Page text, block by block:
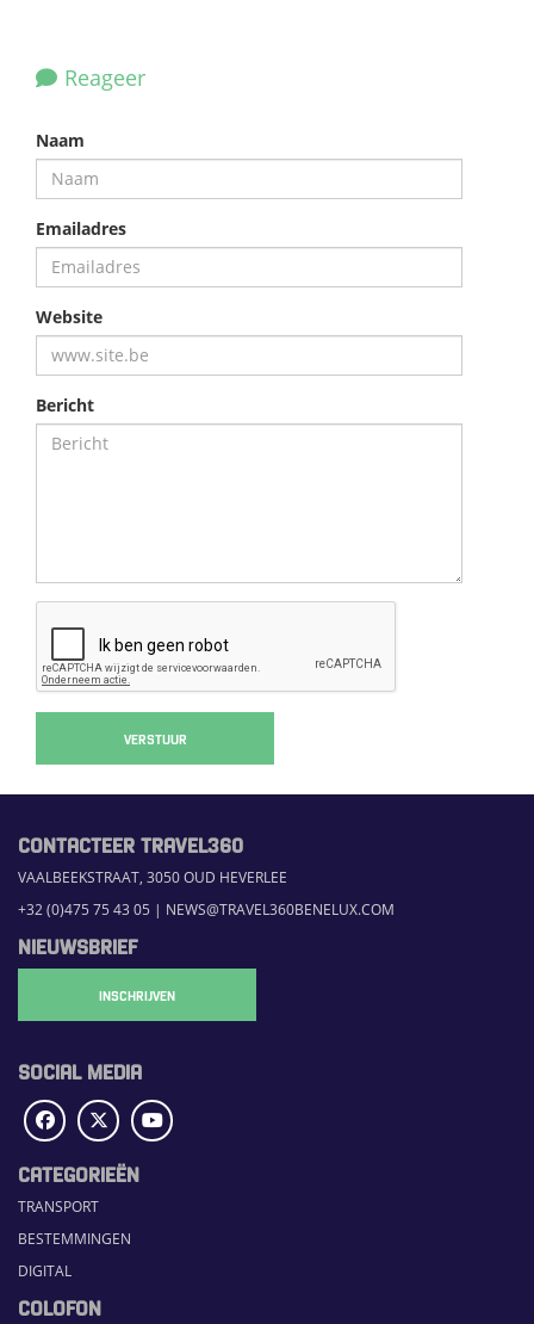
Reageer
Naam
Emailadres
Website
Bericht
VERSTUUR
CONTACTEER TRAVEL360
VAALBEEKSTRAAT, 3050 OUD HEVERLEE
+32 (0)475 75 43 05 | NEWS@TRAVEL360BENELUX.COM
NIEUWSBRIEF
INSCHRIJVEN
SOCIAL MEDIA
CATEGORIEËN
TRANSPORT
BESTEMMINGEN
DIGITAL
COLOFON